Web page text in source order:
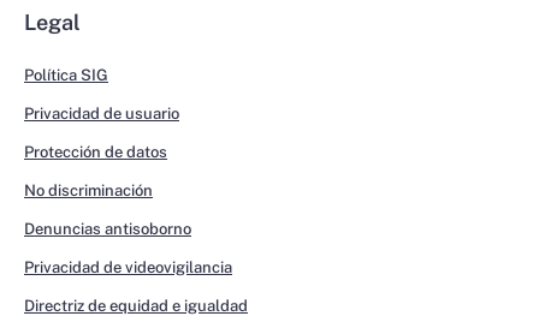
Legal
Política SIG
Privacidad de usuario
Protección de datos
No discriminación
Denuncias antisoborno
Privacidad de videovigilancia
Directriz de equidad e igualdad